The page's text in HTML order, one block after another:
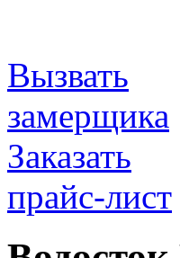
Вызвать
замерщика
Заказать
прайс-лист